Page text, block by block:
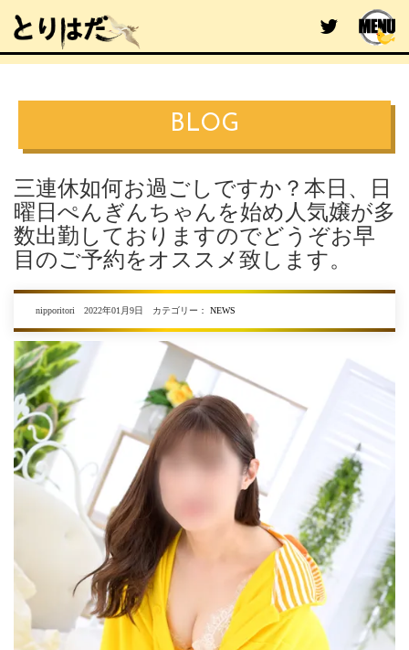
BLOG
三連休如何お過ごしですか？本日、日
曜日ぺんぎんちゃんを始め人気嬢が多
数出勤しておりますのでどうぞお早
目のご予約をオススメ致します。
nipporitori 2022年01月9日 カテゴリー： NEWS